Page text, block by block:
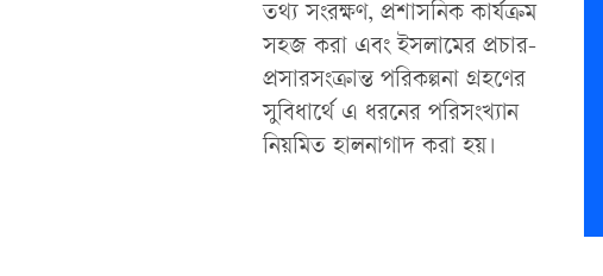
তথ্য সংরক্ষণ, প্রশাসনিক কার্যক্রম
সহজ করা এবং ইসলামের প্রচার-
প্রসারসংক্রান্ত পরিকল্পনা গ্রহণের
সুবিধার্থে এ ধরনের পরিসংখ্যান
নিয়মিত হালনাগাদ করা হয়।